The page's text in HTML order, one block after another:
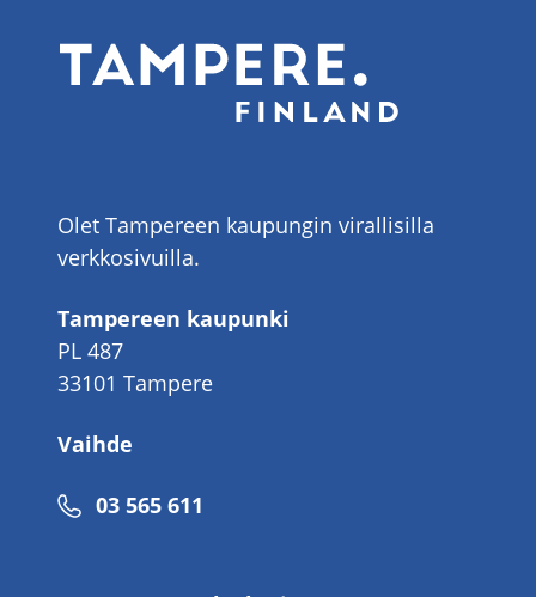
Olet Tampereen kaupungin virallisilla
verkkosivuilla.
Tampereen kaupunki
PL 487
33101 Tampere
Vaihde
Puhelinnumero
03 565 611